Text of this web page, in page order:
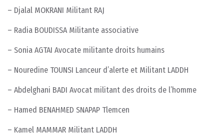
– Djalal MOKRANI Militant RAJ
– Radia BOUDISSA Militante associative
– Sonia AGTAI Avocate militante droits humains
– Nouredine TOUNSI Lanceur d’alerte et Militant LADDH
– Abdelghani BADI Avocat militant des droits de l’homme
– Hamed BENAHMED SNAPAP Tlemcen
– Kamel MAMMAR Militant LADDH